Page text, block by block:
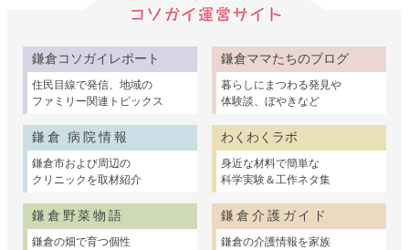
鎌倉コソガイレポート
住民目線で発信、地域の
ファミリー関連トピックス
鎌倉ママたちのブログ
暮らしにまつわる発見や
体験談、ぼやきなど
鎌倉 病院情報
鎌倉市および周辺の
クリニックを取材紹介
わくわくラボ
身近な材料で簡単な
科学実験＆工作ネタ集
鎌倉野菜物語
鎌倉の畑で育つ個性
鎌倉介護ガイド
鎌倉の介護情報を家族